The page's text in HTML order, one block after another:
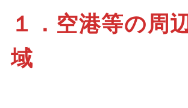
１．空港等の周
域